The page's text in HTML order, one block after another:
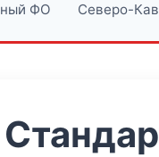
ФО Северо-